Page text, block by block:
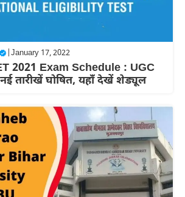
January 17, 2022
2021 Exam Schedule : UGC
नई तारीखें घोषित, यहाँ देखें शेड्यूल